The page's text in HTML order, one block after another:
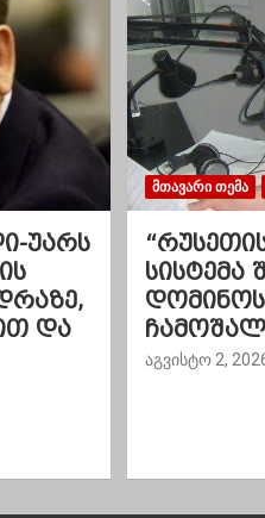
უარს
და
ᲛᲗᲐᲕᲐᲠᲘ ᲗᲔᲛᲐ
სისტემა
აგვისტო 2,